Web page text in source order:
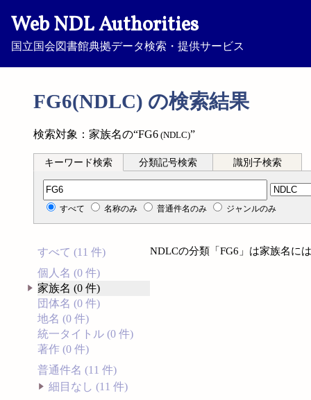
Web NDL Authorities
国立国会図書館典拠データ検索・提供サービス
FG6(NDLC) の検索結果
検索対象：家族名の“FG6 (NDLC)”
キーワード検索 分類記号検索 識別子検索
分類記号検索
すべて 名称のみ 普通件名のみ ジャンルのみ
すべて (11 件)
個人名 (0 件)
家族名 (0 件)
団体名 (0 件)
地名 (0 件)
統一タイトル (0 件)
著作 (0 件)
普通件名 (11 件)
細目なし (11 件)
NDLCの分類「FG6」は家族名に